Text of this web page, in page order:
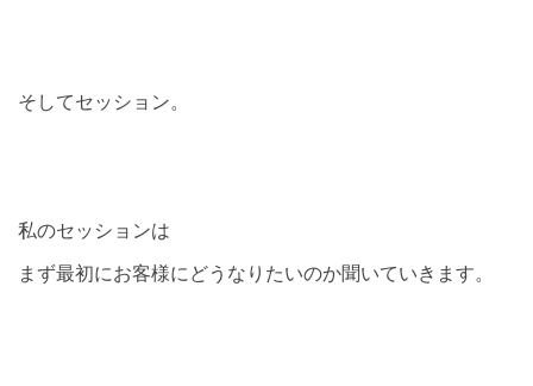
そしてセッション。
私のセッションは
まず最初にお客様にどうなりたいのか聞いていきます。